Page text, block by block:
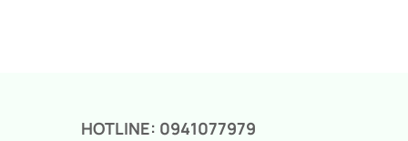
HOTLINE: 0941077979